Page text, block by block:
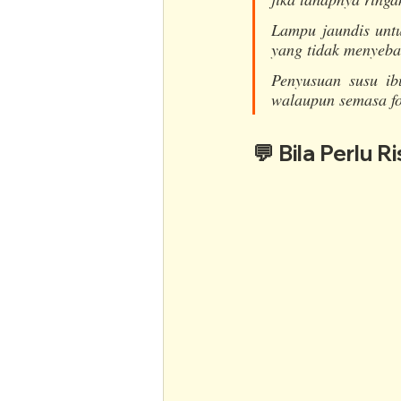
Lampu jaundis
yang tidak
Penyusuan susu
walaupun semasa
💬 Bila Perlu